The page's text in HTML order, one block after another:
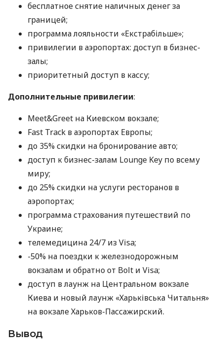
бесплатное снятие наличных денег за
границей;
программа лояльности «Екстрабільше»;
привилегии в аэропортах: доступ в бизнес-
залы;
приоритетный доступ в кассу;
Дополнительные привилегии:
Meet&Greet на Киевском вокзале;
Fast Track в аэропортах Европы;
до 35% скидки на бронирование авто;
доступ к бизнес-залам Lounge Key по всему
миру;
до 25% скидки на услуги ресторанов в
аэропортах;
программа страхования путешествий по
Украине;
телемедицина 24/7 из Visa;
-50% на поездки к железнодорожным
вокзалам и обратно от Bolt и Visa;
доступ в лаунж на Центральном вокзале
Киева и новый лаунж «Харьківська Читальня»
на вокзале Харьков-Пассажирский.
Вывод